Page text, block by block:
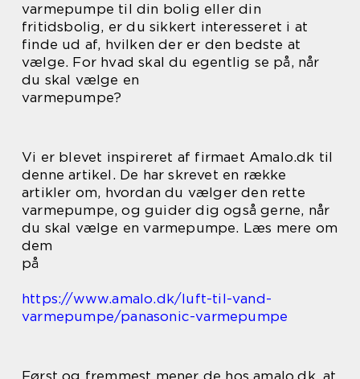
varmepumpe til din bolig eller din
fritidsbolig, er du sikkert interesseret i at
finde ud af, hvilken der er den bedste at
vælge. For hvad skal du egentlig se på, når
du skal vælge en
varmepumpe?
Vi er blevet inspireret af firmaet Amalo.dk til
denne artikel. De har skrevet en række
artikler om, hvordan du vælger den rette
varmepumpe, og guider dig også gerne, når
du skal vælge en varmepumpe. Læs mere om
dem
på
https://www.amalo.dk/luft-til-vand-
varmepumpe/panasonic-varmepumpe
Først og fremmest mener de hos amalo.dk, at